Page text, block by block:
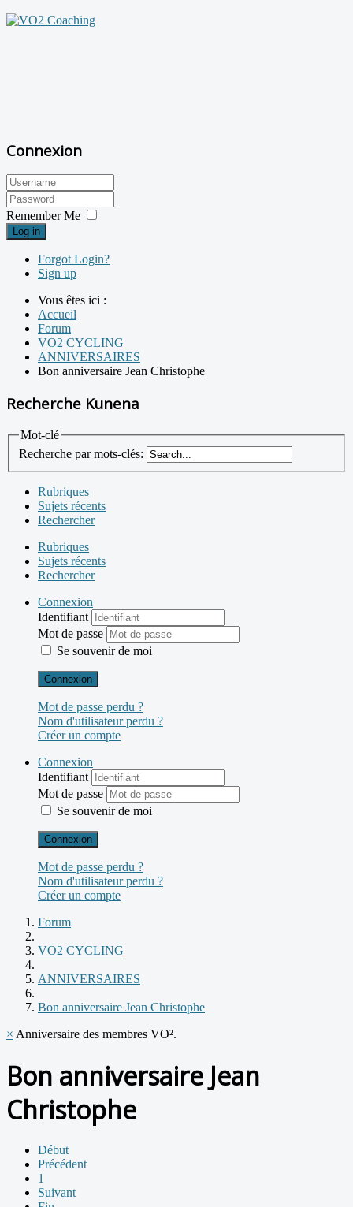
Connexion
Remember Me
Log in
Forgot Login?
Sign up
Vous êtes ici :
Accueil
Forum
VO2 CYCLING
ANNIVERSAIRES
Bon anniversaire Jean Christophe
Recherche Kunena
Mot-clé
Recherche par mots-clés:
Rubriques
Sujets récents
Rechercher
Rubriques
Sujets récents
Rechercher
Connexion
Identifiant
Mot de passe
Se souvenir de moi
Connexion
Mot de passe perdu ?
Nom d'utilisateur perdu ?
Créer un compte
Connexion
Identifiant
Mot de passe
Se souvenir de moi
Connexion
Mot de passe perdu ?
Nom d'utilisateur perdu ?
Créer un compte
Forum
VO2 CYCLING
ANNIVERSAIRES
Bon anniversaire Jean Christophe
× Anniversaire des membres VO².
Bon anniversaire Jean
Christophe
Début
Précédent
1
Suivant